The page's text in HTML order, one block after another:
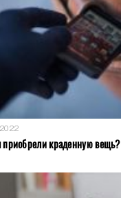
приобрели краденную вещь?